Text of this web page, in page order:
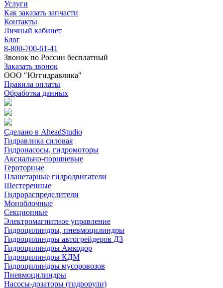
Услуги
Как заказать запчасти
Контакты
Личный кабинет
Блог
8-800-700-61-41
Звонок по России бесплатный
Заказать звонок
ООО "Юггидравлика"
Правила оплаты
Обработка данных
Сделано в AheadStudio
Гидравлика силовая
Гидронасосы, гидромоторы
Аксиально-поршневые
Героторные
Планетарные гидродвигатели
Шестеренные
Гидрораспределители
Моноблочные
Секционные
Электромагнитное управление
Гидроцилиндры, пневмоцилиндры
Гидроцилиндры автогрейдеров ДЗ
Гидроцилиндры Амкодор
Гидроцилиндры КДМ
Гидроцилиндры мусоровозов
Пневмоцилиндры
Насосы-дозаторы (гидрорули)